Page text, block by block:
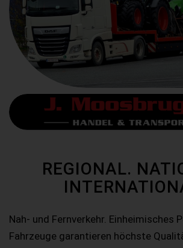
REGIONAL.
Nah- und Fernverkehr. Einheimisches
Fahrzeuge garantieren höchste